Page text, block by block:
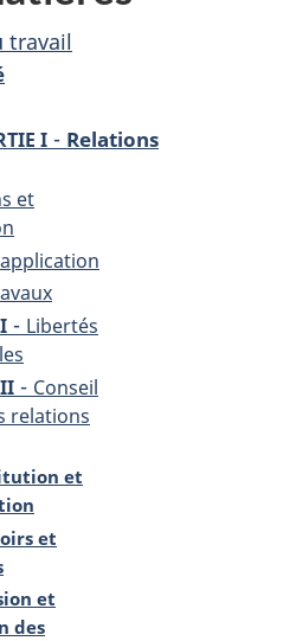
travail
I - Relations
et
- Libertés
- Conseil
relations
et
et
et
des